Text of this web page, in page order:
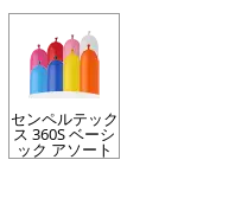
センペルテック
ス 360S ベーシ
ック アソート